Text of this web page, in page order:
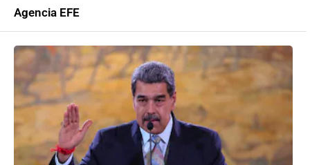
Agencia EFE